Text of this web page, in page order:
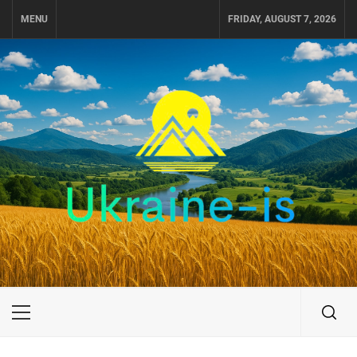
MENU FRIDAY, AUGUST 7, 2026
UKRAINE-IS
ПОДОРОЖI ПО УКРАЇНІ
Primary